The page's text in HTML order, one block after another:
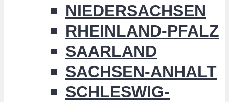
NIEDERSACHSEN
RHEINLAND-PFALZ
SAARLAND
SACHSEN-ANHALT
SCHLESWIG-